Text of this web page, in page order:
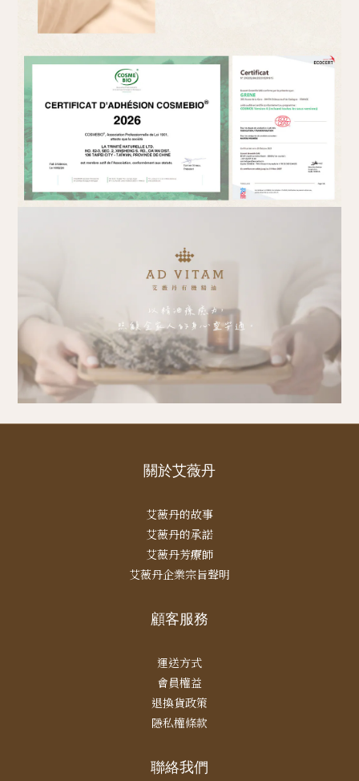
關於艾薇丹
艾薇丹的故事
艾薇丹的承諾
艾薇丹芳療師
艾薇丹企業宗旨聲明
顧客服務
運送方式
會員權益
退換貨政策
隱私權條款
聯絡我們